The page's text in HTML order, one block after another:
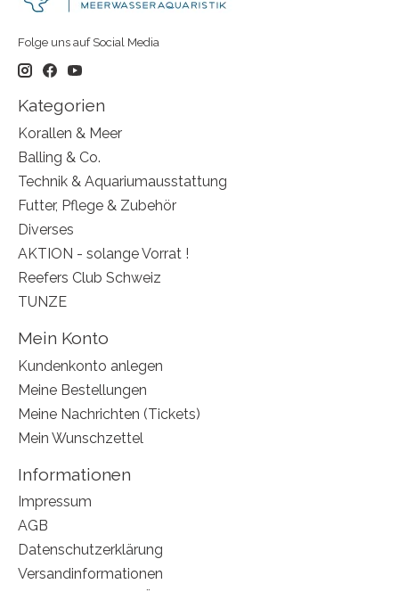
Folge uns auf Social Media
Kategorien
Korallen & Meer
Balling & Co.
Technik & Aquariumausstattung
Futter, Pflege & Zubehör
Diverses
AKTION - solange Vorrat !
Reefers Club Schweiz
TUNZE
Mein Konto
Kundenkonto anlegen
Meine Bestellungen
Meine Nachrichten (Tickets)
Mein Wunschzettel
Informationen
Impressum
AGB
Datenschutzerklärung
Versandinformationen